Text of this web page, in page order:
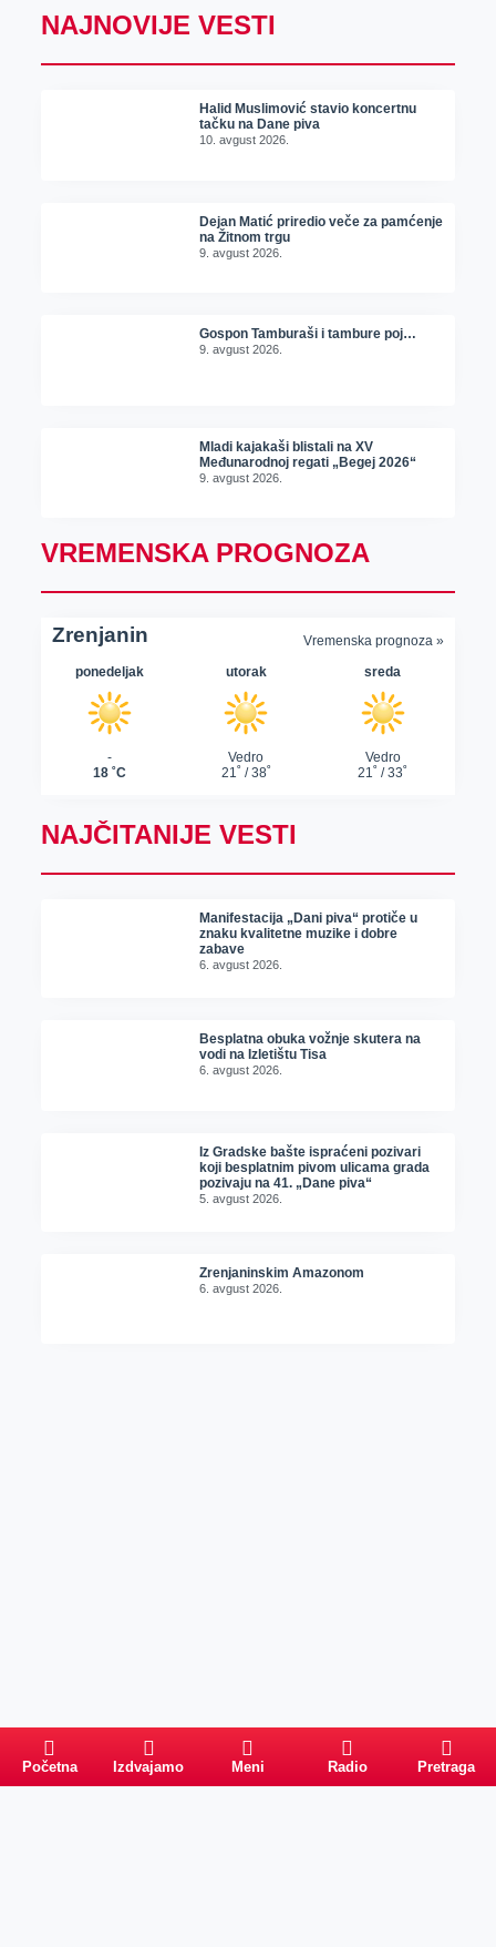
NAJNOVIJE VESTI
Halid Muslimović stavio koncertnu
tačku na Dane piva
10. avgust 2026.
Dejan Matić priredio veče za pamćenje
na Žitnom trgu
9. avgust 2026.
Gospon Tamburaši i tambure poj…
9. avgust 2026.
Mladi kajakaši blistali na XV
Međunarodnoj regati „Begej 2026“
9. avgust 2026.
VREMENSKA PROGNOZA
NAJČITANIJE VESTI
Manifestacija „Dani piva“ protiče u
znaku kvalitetne muzike i dobre
zabave
6. avgust 2026.
Besplatna obuka vožnje skutera na
vodi na Izletištu Tisa
6. avgust 2026.
Iz Gradske bašte ispraćeni pozivari
koji besplatnim pivom ulicama grada
pozivaju na 41. „Dane piva“
5. avgust 2026.
Zrenjaninskim Amazonom
6. avgust 2026.
Početna Izdvajamo Meni Radio Pretraga